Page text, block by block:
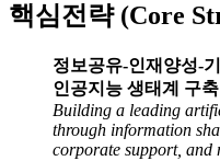
핵심전략 (Core
정보공유-인재양성-
인공지능 생태계 구축
Building a leading
through information
corporate support, and